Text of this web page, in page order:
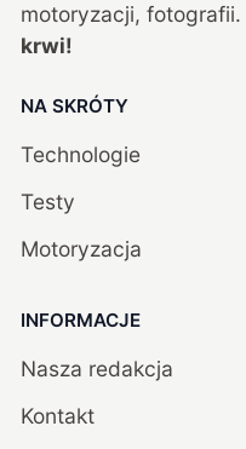
motoryzacji, fotografii.
krwi!
NA SKRÓTY
Technologie
Testy
Motoryzacja
INFORMACJE
Nasza redakcja
Kontakt